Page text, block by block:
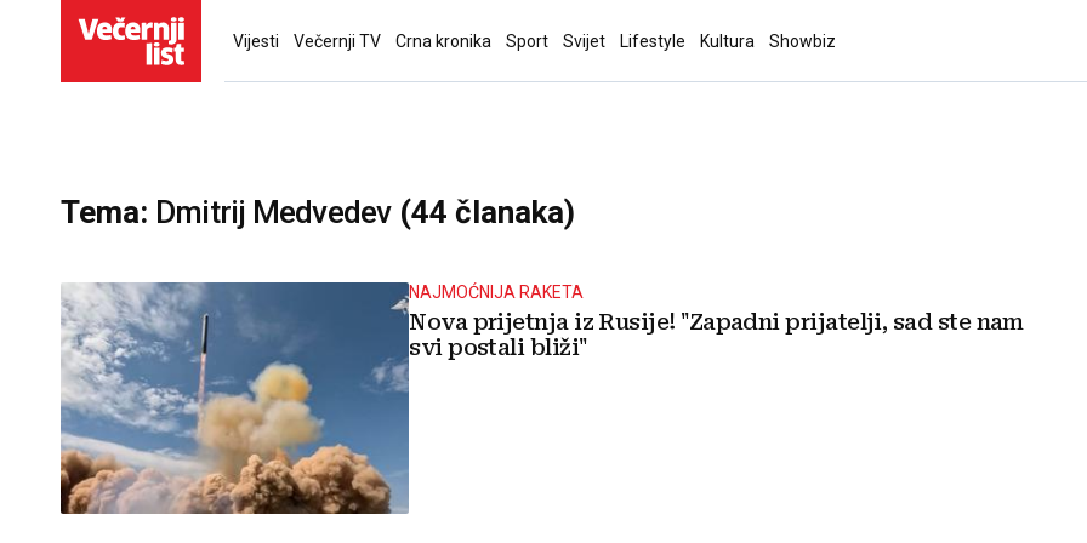
Vijesti Večernji TV Crna kronika Sport Svijet Lifestyle Kultura Showbiz
Tema: Dmitrij Medvedev(44 članaka)
NAJMOĆNIJA RAKETA
Nova prijetnja iz Rusije! "Zapadni prijatelji, sad ste nam
svi postali bliži"